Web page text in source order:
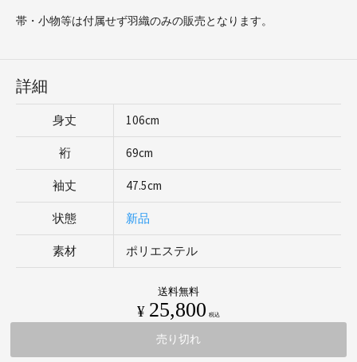
帯・小物等は付属せず羽織のみの販売となります。
詳細
身丈 106cm
裄 69cm
袖丈 47.5cm
状態 新品
素材 ポリエステル
送料無料
¥ 25,800 税込
売り切れ